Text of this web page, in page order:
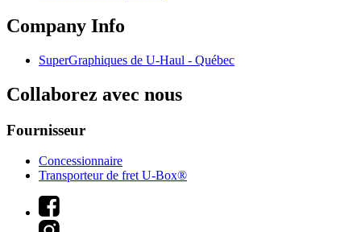
Company Info
SuperGraphiques de U-Haul - Québec
Collaborez avec nous
Fournisseur
Concessionnaire
Transporteur de fret U-Box®